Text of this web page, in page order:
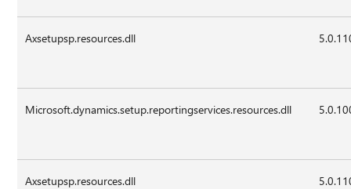
Axsetupsp.resources.dll
Microsoft.dynamics.setup.reportingservices.resources.dll
Axsetupsp.resources.dll